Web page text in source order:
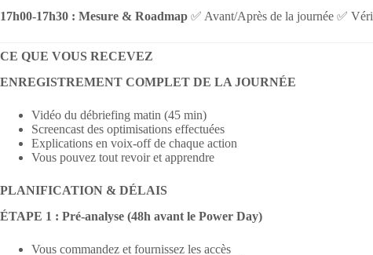
17h00-17h30 : Mesure & Roadmap ✅ Avant/Après de la journée ✅
CE QUE VOUS RECEVEZ
ENREGISTREMENT COMPLET DE LA JOURNÉE
Vidéo du débriefing matin (45 min)
Screencast des optimisations effectuées
Explications en voix-off de chaque action
Vous pouvez tout revoir et apprendre
PLANIFICATION & DÉLAIS
ÉTAPE 1 : Pré-analyse (48h avant le Power Day)
Vous commandez et fournissez les accès